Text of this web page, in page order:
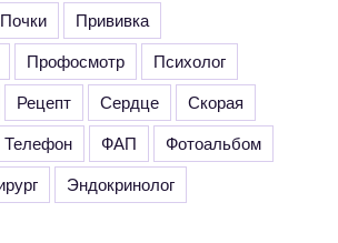
Почки
Прививка
Профосмотр
Психолог
Рецепт Сердце
Скорая
Телефон ФАП
Фотоальбом
Эндокринолог